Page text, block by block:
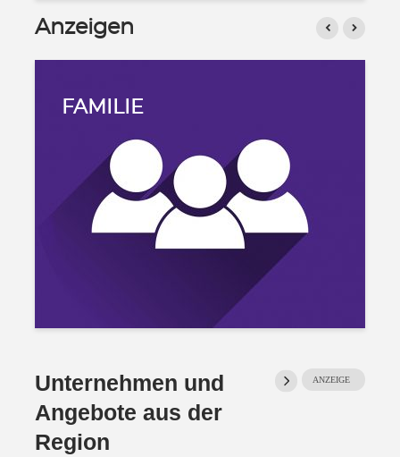
Anzeigen
FAMILIE